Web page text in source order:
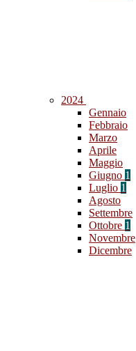
2024
Gennaio
Febbraio
Marzo
Aprile
Maggio
Giugno 1
Luglio 1
Agosto
Settembre
Ottobre 1
Novembre
Dicembre